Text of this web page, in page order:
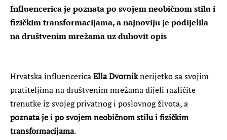
Influencerica je poznata po svojem neobičnom stilu i
fizičkim transformacijama, a najnoviju je podijelila
na društvenim mrežama uz duhovit opis
Hrvatska influencericaElla Dvorniknerijetko sa svojim
pratiteljima na društvenim mrežama dijeli različite
trenutke iz svojeg privatnog i poslovnog života, a
poznata je i po svojem neobičnom stilu i fizičkim
transformacijama.